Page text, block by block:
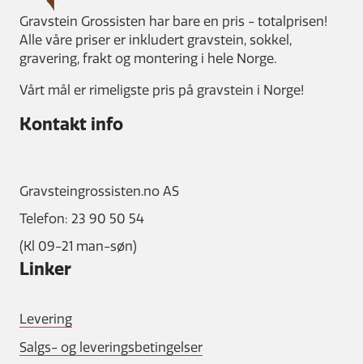
Gravstein Grossisten har bare en pris - totalprisen!
Alle våre priser er inkludert gravstein, sokkel,
gravering, frakt og montering i hele Norge.
Vårt mål er rimeligste pris på gravstein i Norge!
Kontakt info
Gravsteingrossisten.no AS
Telefon: 23 90 50 54
(Kl 09-21 man-søn)
Linker
Levering
Salgs- og leveringsbetingelser